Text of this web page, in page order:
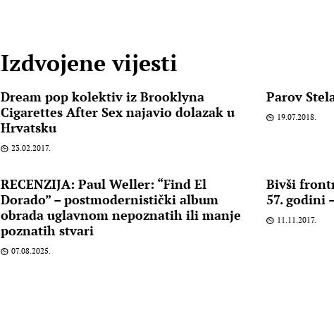
Izdvojene vijesti
Dream pop kolektiv iz Brooklyna
Cigarettes After Sex najavio dolazak u
Hrvatsku
23.02.2017.
Parov
19.07.2018.
RECENZIJA: Paul Weller: “Find El
Dorado” – postmodernistički album
obrada uglavnom nepoznatih ili manje
poznatih stvari
07.08.2025.
Bivši
57. godini
11.11.2017.